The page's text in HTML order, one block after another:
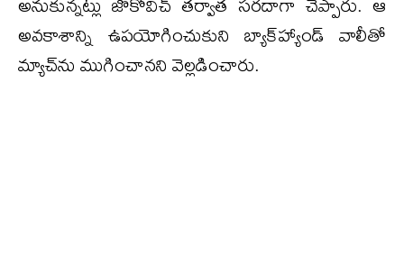
అవకాశాన్ని ఉపయోగించుకుని బ్యాక్‌హ్యాండ్ వాలీతో
మ్యాచ్‌ను ముగించానని వెల్లడించారు.